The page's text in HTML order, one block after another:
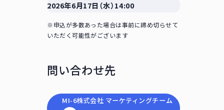
2026年6月17日（水）14:00
※申込が多数あった場合は事前に締め切らせて
いただく可能性がございます
問い合わせ先
MI-6株式会社 マーケティングチーム